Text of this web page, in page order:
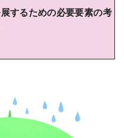
するための必要要素の考